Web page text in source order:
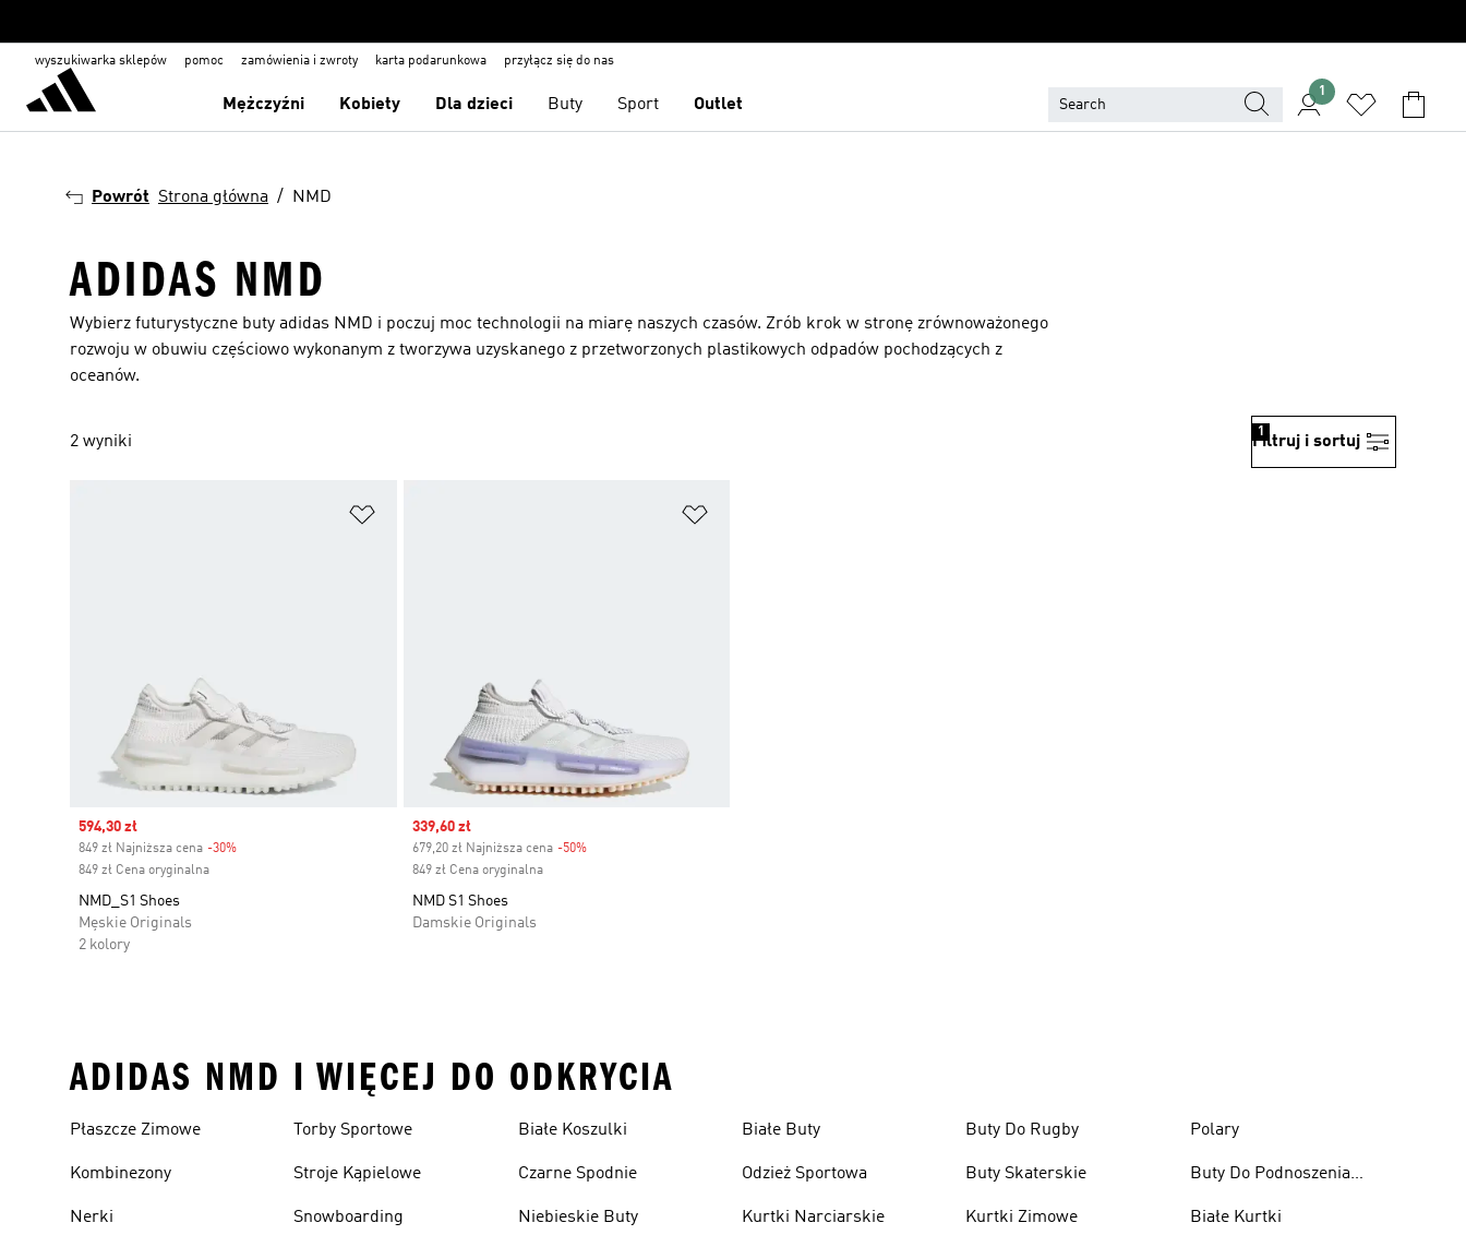
wyszukiwarka sklepów pomoc zamówienia i zwroty karta podarunkowa przyłącz się do nas
Mężczyźni Kobiety Dla dzieci Buty Sport Outlet
1
Powrót Strona główna NMD
ADIDAS NMD
Wybierz futurystyczne buty adidas NMD i poczuj moc technologii na miarę naszych czasów. Zrób krok w stronę zrównoważonego
rozwoju w obuwiu częściowo wykonanym z tworzywa uzyskanego z przetworzonych plastikowych odpadów pochodzących z
oceanów.
2 wyniki Filtruj i sortuj
1
Sale price
594,30 zł
849 zł Najniższa cena -30%
849 zł Cena oryginalna
NMD_S1 Shoes
Męskie Originals
2 kolory
Sale price
339,60 zł
679,20 zł Najniższa cena -50%Discount
849 zł Cena oryginalna
NMD S1 Shoes
Damskie Originals
ADIDAS NMD I WIĘCEJ DO ODKRYCIA
Płaszcze Zimowe
Kombinezony
Nerki
Torby Sportowe
Stroje Kąpielowe
Snowboarding
Białe Koszulki
Czarne Spodnie
Niebieskie Buty
Białe Buty
Odzież Sportowa
Kurtki Narciarskie
Buty Do Rugby
Buty Skaterskie
Kurtki Zimowe
Polary
Buty Do Podnoszenia
Białe Kurtki